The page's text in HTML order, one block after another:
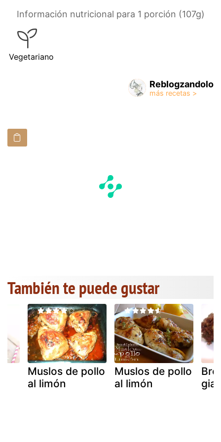
Información nutricional para 1 porción (107g)
Vegetariano
Reblogzandolo
También te puede gustar
Muslos de pollo
al limón
Muslos de pollo
al limón